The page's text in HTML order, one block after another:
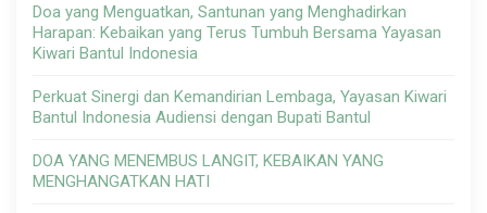
Doa yang Menguatkan, Santunan yang Menghadirkan
Harapan: Kebaikan yang Terus Tumbuh Bersama Yayasan
Kiwari Bantul Indonesia
Perkuat Sinergi dan Kemandirian Lembaga, Yayasan Kiwari
Bantul Indonesia Audiensi dengan Bupati Bantul
DOA YANG MENEMBUS LANGIT, KEBAIKAN YANG
MENGHANGATKAN HATI